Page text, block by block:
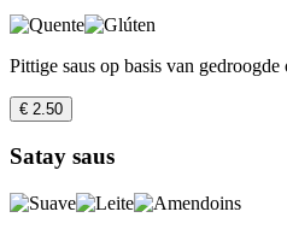
Pittige saus op basis van
€ 2.50
Satay saus